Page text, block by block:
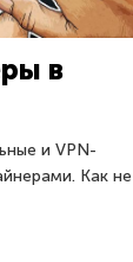
в
и VPN-
Как не